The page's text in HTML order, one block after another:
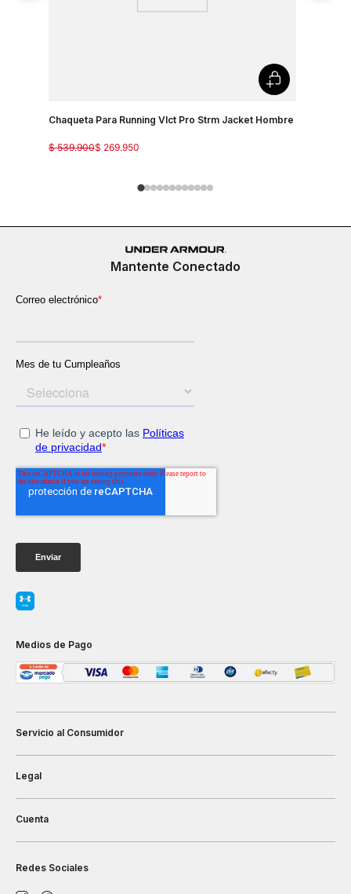
Chaqueta Para Running Vlct Pro Strm Jacket Hombre
$ 269.950
$ 539.900
Mantente Conectado
Medios de Pago
Servicio al Consumidor
Legal
Cuenta
Redes Sociales